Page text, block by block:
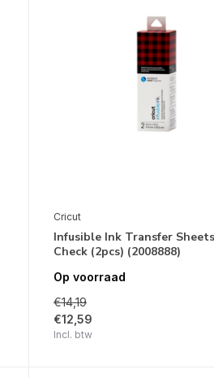
Cricut
Infusible Ink Transfer
Check (2pcs) (2008888)
Op voorraad
€14,19
€12,59
Incl. btw